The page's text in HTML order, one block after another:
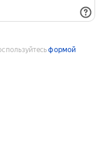
формой